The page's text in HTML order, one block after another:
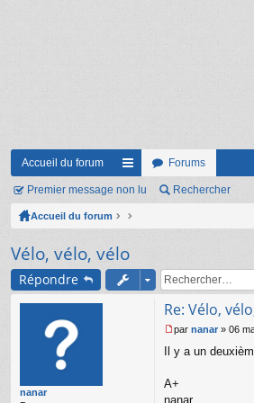
Accueil du forum
ac
co
ci
s
Forums
Premier message non lu Rechercher
Accueil du forum
Vélo, vélo, vélo
Répondre
nanar
Re: Vélo,
e
s
par nanar » 06
Il y a un
A+
nanar